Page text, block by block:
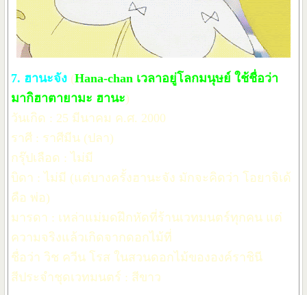
7. ฮานะจัง (Hana-chan เวลาอยู่โลกมนุษย์ ใช้ชื่อว่า
มากิฮาตายามะ ฮานะ)
วันเกิด : 25 มีนาคม ค.ศ. 2000
ราศี : ราศีมีน (ปลา)
กรุ๊ปเลือด : ไม่มี
บิดา : ไม่มี (แต่บางครั้งฮานะจัง มักจะคิดว่า โอยาจิเด้
คือ พ่อ)
มารดา : เหล่าแม่มดฝึกหัดที่ร้านเวทมนตร์ทุกคน แต่
ความจริงแล้วเกิดจากดอกไม้ที่
ชื่อว่า วิช ควีน โรส ในสวนดอกไม้ขององค์ราชินี
สีประจำชุดเวทมนตร์ : สีขาว